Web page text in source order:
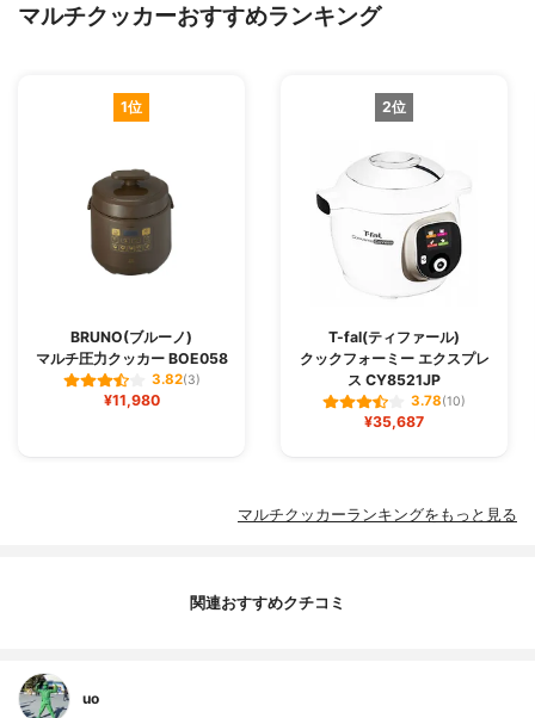
マルチクッカーおすすめランキング
1位
BRUNO(ブルーノ)
マルチ圧力クッカー BOE058
3.82(3)
¥11,980
2位
T-fal(ティファール)
クックフォーミー エクスプレ
ス CY8521JP
3.78(10)
¥35,687
マルチクッカーランキングをもっと見る
関連おすすめクチコミ
uo